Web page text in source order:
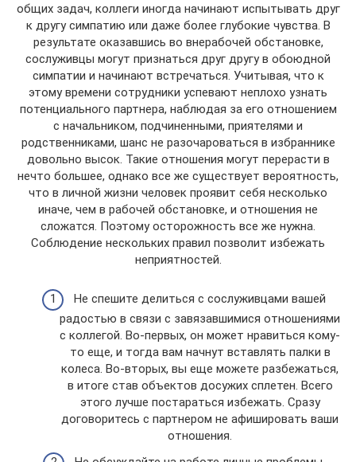
общих задач, коллеги иногда начинают испытывать друг
к другу симпатию или даже более глубокие чувства. В
результате оказавшись во внерабочей обстановке,
сослуживцы могут признаться друг другу в обоюдной
симпатии и начинают встречаться. Учитывая, что к
этому времени сотрудники успевают неплохо узнать
потенциального партнера, наблюдая за его отношением
с начальником, подчиненными, приятелями и
родственниками, шанс не разочароваться в избраннике
довольно высок. Такие отношения могут перерасти в
нечто большее, однако все же существует вероятность,
что в личной жизни человек проявит себя несколько
иначе, чем в рабочей обстановке, и отношения не
сложатся. Поэтому осторожность все же нужна.
Соблюдение нескольких правил позволит избежать
неприятностей.
Не спешите делиться с сослуживцами вашей
радостью в связи с завязавшимися отношениями
с коллегой. Во-первых, он может нравиться кому-
то еще, и тогда вам начнут вставлять палки в
колеса. Во-вторых, вы еще можете разбежаться,
в итоге став объектов досужих сплетен. Всего
этого лучше постараться избежать. Сразу
договоритесь с партнером не афишировать ваши
отношения.